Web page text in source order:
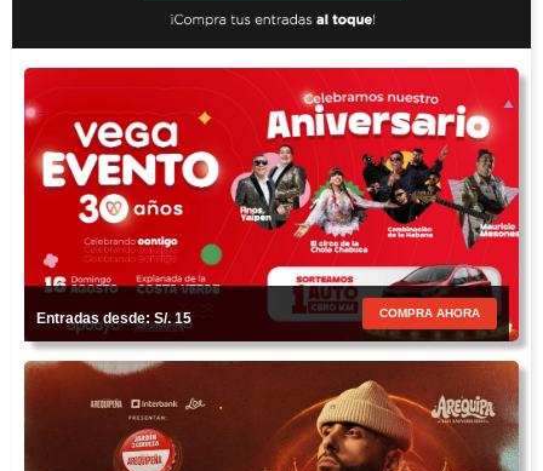
Entradas desde: S/. 15 COMPRA AHORA